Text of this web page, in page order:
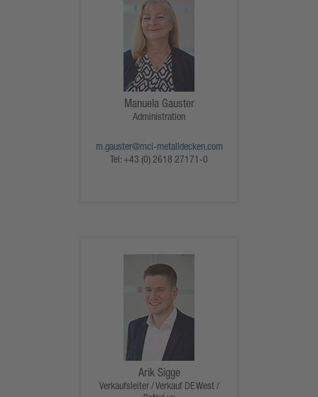
Manuela Gauster
Administration
m.gauster@mci-metalldecken.com
Tel: +43 (0) 2618 27171-0
Arik Sigge
Verkaufsleiter / Verkauf DE West /